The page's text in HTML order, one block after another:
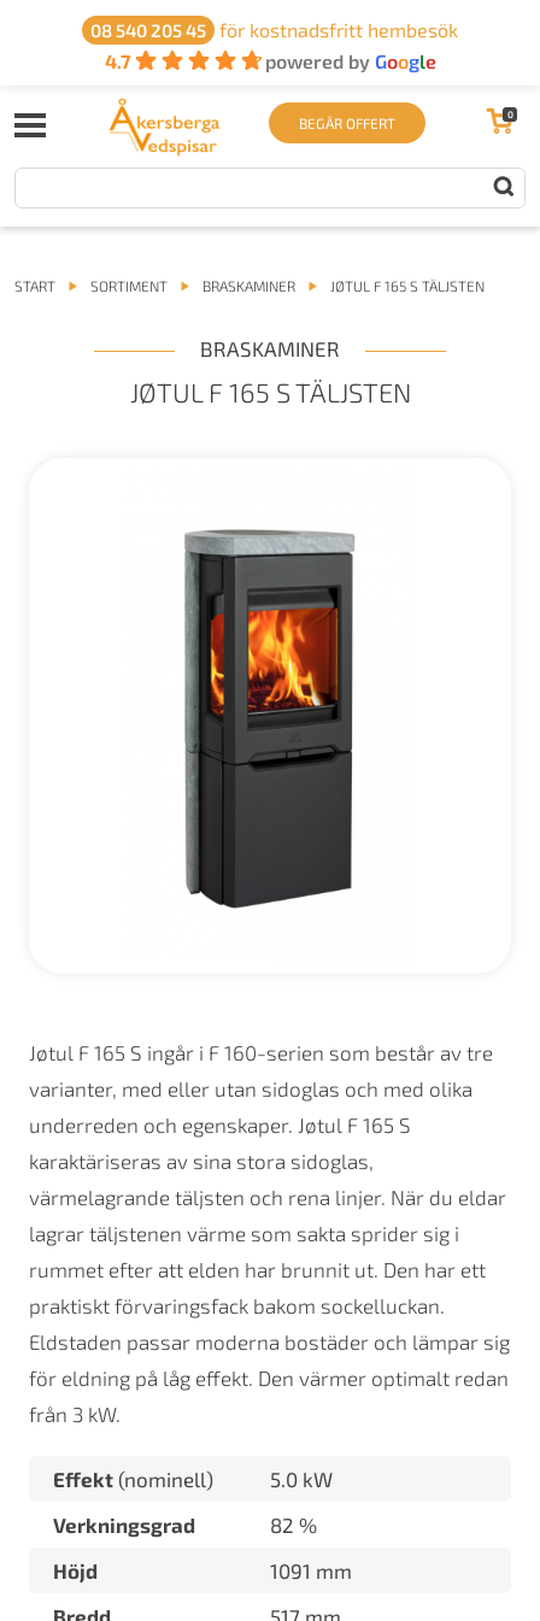
08 540 205 45
för kostnadsfritt hembesök
4.7
powered by Google
BEGÄR OFFERT 0
START SORTIMENT BRASKAMINER JØTUL F 165 S TÄLJSTEN
BRASKAMINER
JØTUL F 165 S TÄLJSTEN
Jøtul F 165 S ingår i F 160-serien som består av tre
varianter, med eller utan sidoglas och med olika
underreden och egenskaper. Jøtul F 165 S
karaktäriseras av sina stora sidoglas,
värmelagrande täljsten och rena linjer. När du eldar
lagrar täljstenen värme som sakta sprider sig i
rummet efter att elden har brunnit ut. Den har ett
praktiskt förvaringsfack bakom sockelluckan.
Eldstaden passar moderna bostäder och lämpar sig
för eldning på låg effekt. Den värmer optimalt redan
från 3 kW.
Effekt (nominell)
5.0 kW
Verkningsgrad
82 %
Höjd
1091 mm
Bredd
517 mm